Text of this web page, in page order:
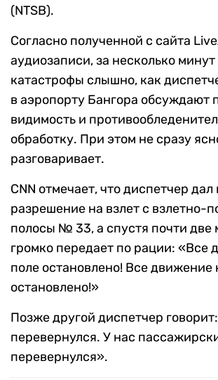
(NTSB).
Согласно полученной с сайта
аудиозаписи, за несколько минут
катастрофы слышно, как
в аэропорту Бангора обсуждают
видимость и
обработку. При этом не сразу
разговаривает.
CNN отмечает, что диспетчер дал
разрешение на взлет с взлетно-
полосы № 33, а спустя почти две
громко передает по рации: «Все
поле остановлено! Все движение
остановлено!»
Позже другой диспетчер
перевернулся. У нас
перевернулся».